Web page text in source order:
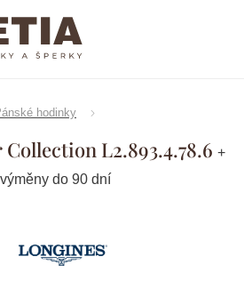
hodinky
L2.893.4.78.6 +
do 90 dní
Značka:Longines